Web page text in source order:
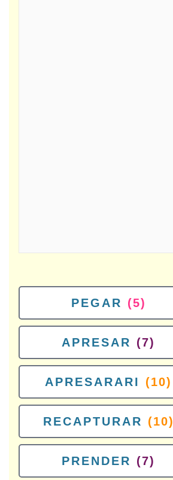
PEGAR (5)
APRESAR (7)
APRESARARI (10)
RECAPTURAR (10)
PRENDER (7)